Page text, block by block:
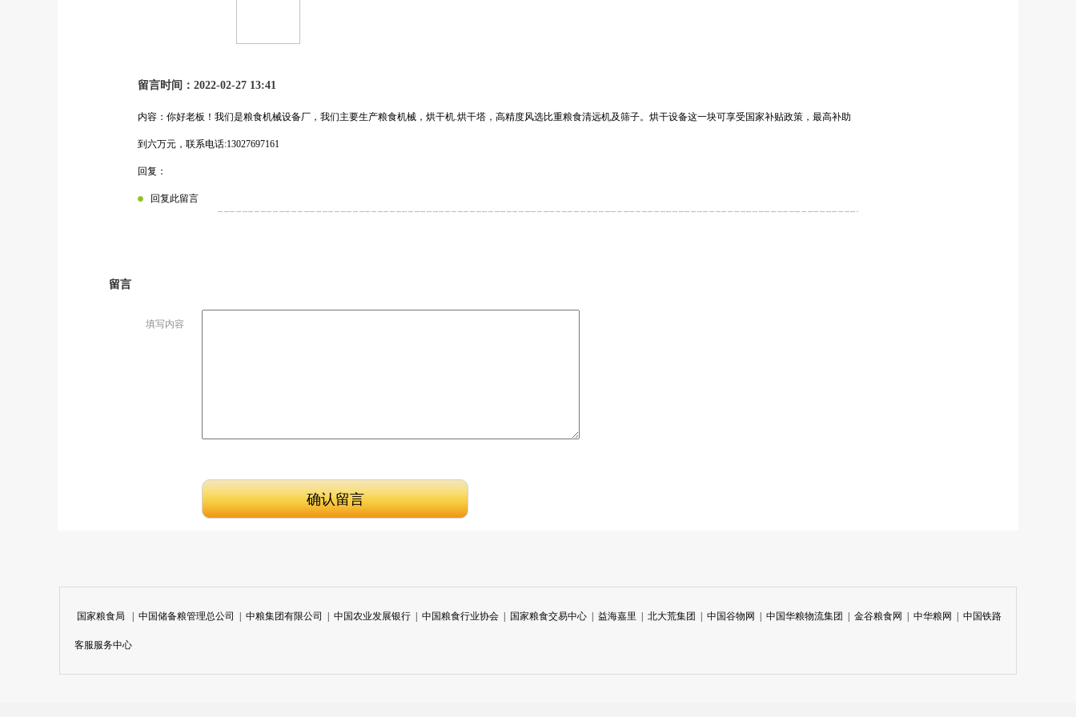
留言时间：2022-02-27 13:41
内容：你好老板！我们是粮食机械设备厂，我们主要生产粮食机械，烘干机.烘干塔，高精度风选比重粮食清远机及筛子。烘干设备这一块可享受国家补贴政策，最高补助
到六万元，联系电话:13027697161
回复：
回复此留言
留言
填写内容
国家粮食局 中国储备粮管理总公司 中粮集团有限公司 中国农业发展银行 中国粮食行业协会 国家粮食交易中心 益海嘉里 北大荒集团 中国谷物网 中国华粮物流集团 金谷粮食网 中华粮网 中国铁路
客服服务中心